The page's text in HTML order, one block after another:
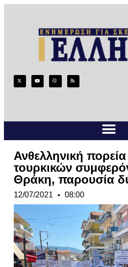
Ανθελληνική
τουρκικών
Θράκη, παρουσία
12/07/2021 08:00